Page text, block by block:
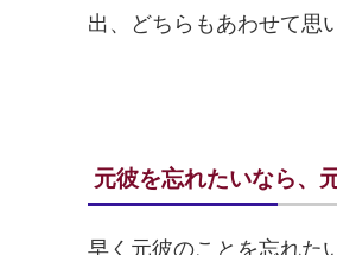
出、どちらもあわせて思
元彼を忘れたいなら、
早く元彼のことを忘れた